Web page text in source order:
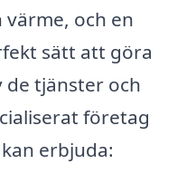
och en
sätt att göra
de tjänster och
företag
erbjuda: